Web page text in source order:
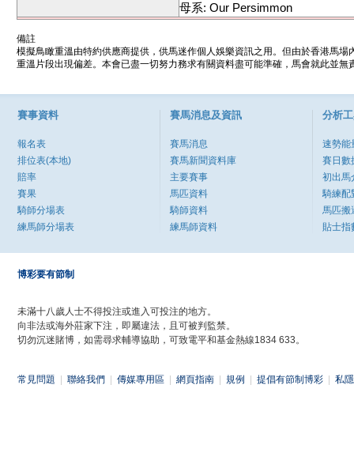
母系: Our Persimmon
備註
模擬鳥瞰重溫由特約供應商提供，供馬迷作個人娛樂資訊之用。但由於香港馬
重溫片段出現偏差。本會已盡一切努力務求有關資料盡可能準確，馬會就此並
賽事資料
報名表
排位表(本地)
賠率
賽果
騎師分場表
練馬師分場表
賽馬消息及資訊
賽馬消息
賽馬新聞資料庫
主要賽事
馬匹資料
騎師資料
練馬師資料
分析
速勢能
賽日數
初出馬
騎練配
馬匹搬
貼士指
博彩要有節制
未滿十八歲人士不得投注或進入可投注的地方。
向非法或海外莊家下注，即屬違法，且可被判監禁。
切勿沉迷賭博，如需尋求輔導協助，可致電平和基金熱線1834 633。
常見問題 聯絡我們 傳媒專用區 網頁指南 規例 提倡有節制博彩 私